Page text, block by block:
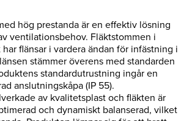
hög prestanda är en effektiv lösning
ventilationsbehov. Fläktstommen i
flänsar i vardera ändan för infästning i
stämmer överens med standarden
standardutrustning ingår en
anslutningskåpa (IP 55).
av kvalitetsplast och fläkten är
och dynamiskt balanserad, vilket